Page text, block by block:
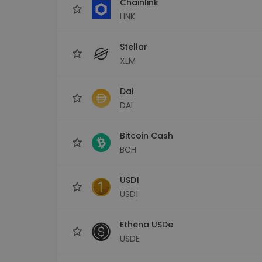
LINK
Stellar
XLM
Dai
DAI
Bitcoin Cash
BCH
USD1
USD1
Ethena USDe
USDE